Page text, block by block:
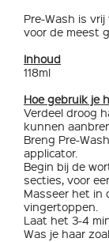
Pre-Wash is
voor de meest
Inhoud
118ml
Hoe gebruik je
Verdeel droog
kunnen
Breng Pre-
applicator.
Begin bij de
secties, voor
Masseer het in
vingertoppen.
Laat het 3-4
Was je haar